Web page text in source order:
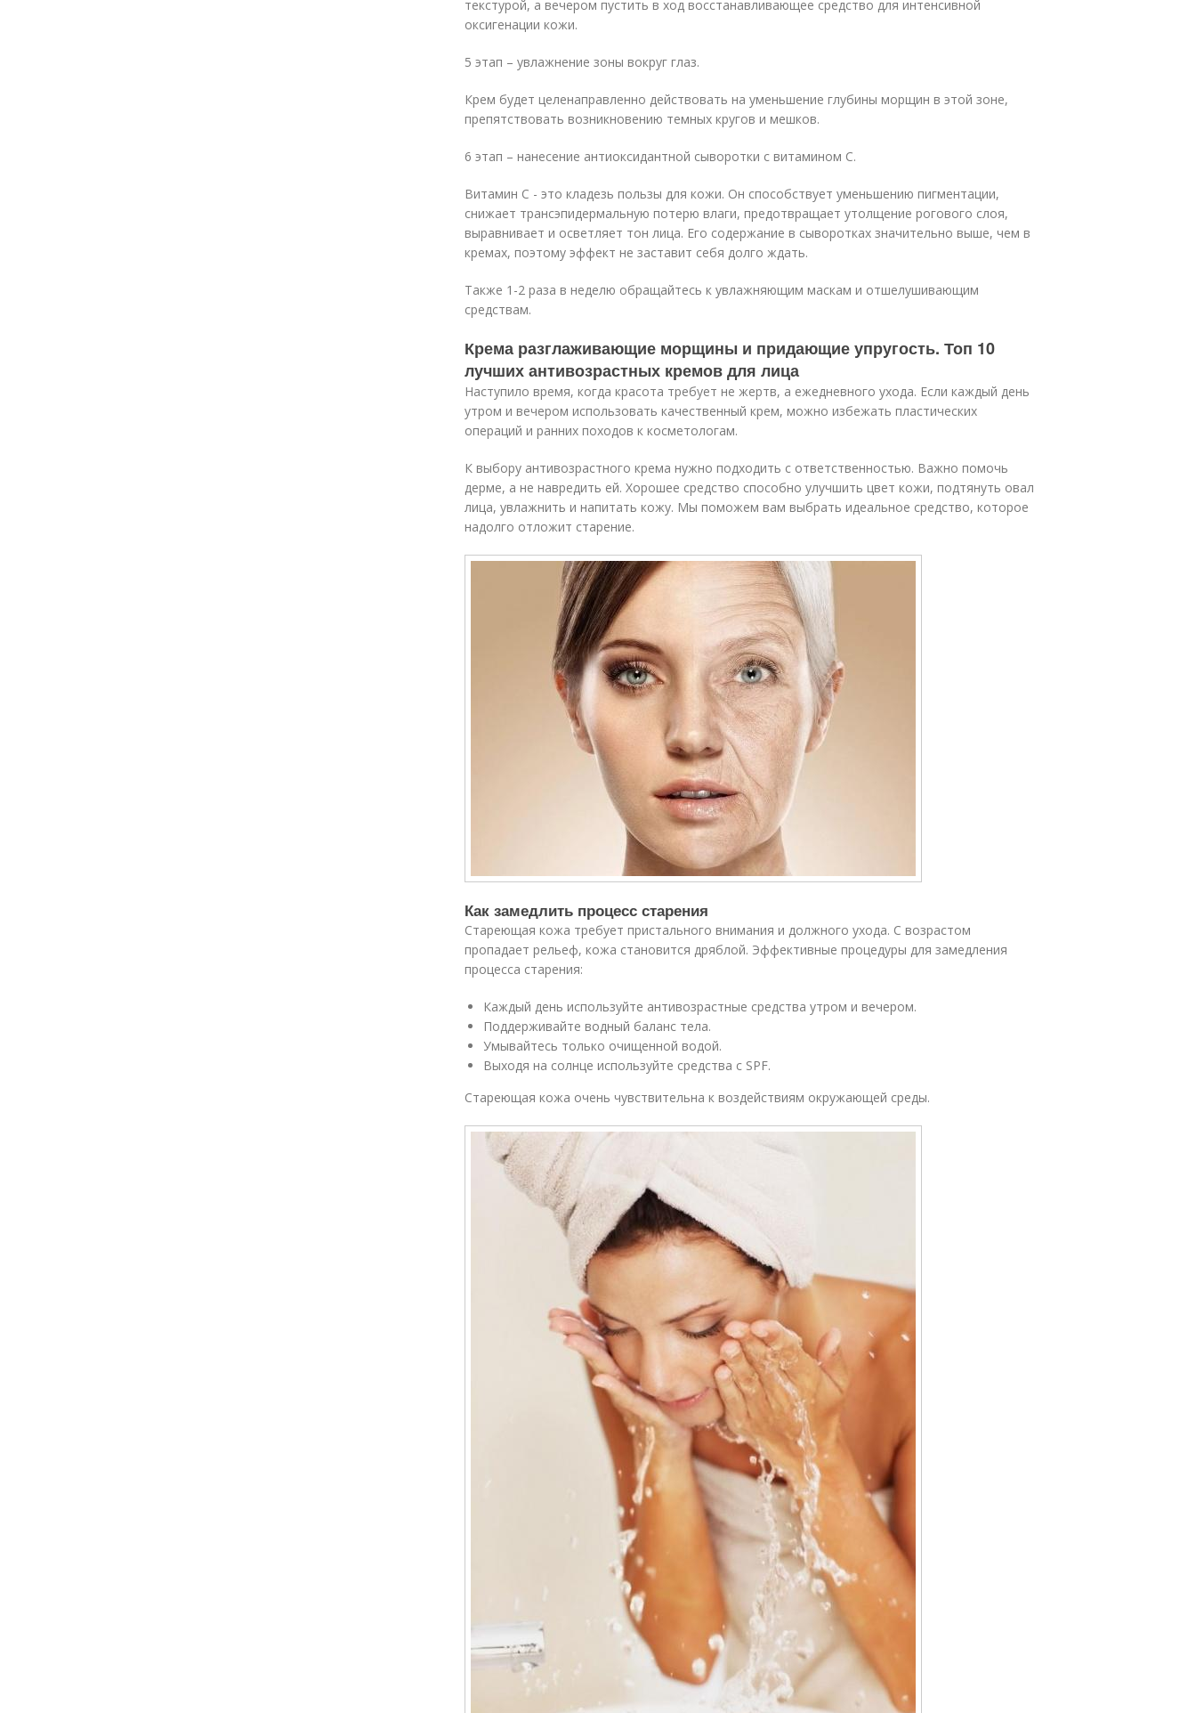
текстурой, а вечером пустить в ход восстанавливающее средство для интенсивной
оксигенации кожи.
5 этап – увлажнение зоны вокруг глаз.
Крем будет целенаправленно действовать на уменьшение глубины морщин в этой зоне,
препятствовать возникновению темных кругов и мешков.
6 этап – нанесение антиоксидантной сыворотки с витамином С.
Витамин С - это кладезь пользы для кожи. Он способствует уменьшению пигментации,
снижает трансэпидермальную потерю влаги, предотвращает утолщение рогового слоя,
выравнивает и осветляет тон лица. Его содержание в сыворотках значительно выше, чем в
кремах, поэтому эффект не заставит себя долго ждать.
Также 1-2 раза в неделю обращайтесь к увлажняющим маскам и отшелушивающим
средствам.
Крема разглаживающие морщины и придающие упругость. Топ 10
лучших антивозрастных кремов для лица
Наступило время, когда красота требует не жертв, а ежедневного ухода. Если каждый день
утром и вечером использовать качественный крем, можно избежать пластических
операций и ранних походов к косметологам.
К выбору антивозрастного крема нужно подходить с ответственностью. Важно помочь
дерме, а не навредить ей. Хорошее средство способно улучшить цвет кожи, подтянуть овал
лица, увлажнить и напитать кожу. Мы поможем вам выбрать идеальное средство, которое
надолго отложит старение.
Как замедлить процесс старения
Стареющая кожа требует пристального внимания и должного ухода. С возрастом
пропадает рельеф, кожа становится дряблой. Эффективные процедуры для замедления
процесса старения:
Каждый день используйте антивозрастные средства утром и вечером.
Поддерживайте водный баланс тела.
Умывайтесь только очищенной водой.
Выходя на солнце используйте средства с SPF.
Стареющая кожа очень чувствительна к воздействиям окружающей среды.